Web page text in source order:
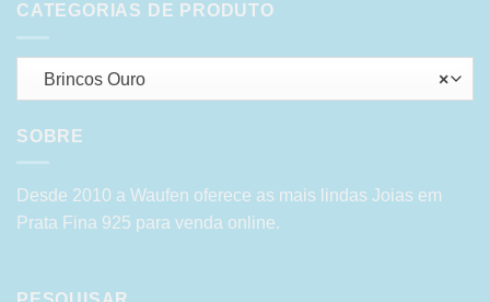
CATEGORIAS DE PRODUTO
×
Brincos Ouro
SOBRE
Desde 2010 a Waufen oferece as mais lindas Joias em
Prata Fina 925 para venda online.